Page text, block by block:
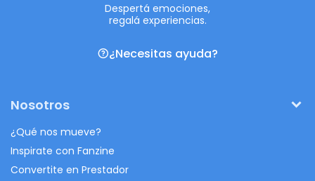
Despertá emociones,
regalá experiencias.
¿Necesitas ayuda?
Nosotros
¿Qué nos mueve?
Inspirate con Fanzine
Convertite en Prestador